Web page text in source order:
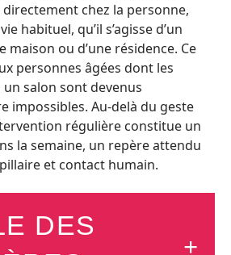
chez la personne,
habituel, qu’il s’agisse d’un
maison ou d’une résidence. Ce
personnes âgées dont les
salon sont devenus
impossibles. Au-delà du geste
régulière constitue un
la semaine, un repère attendu
et contact humain.
DES